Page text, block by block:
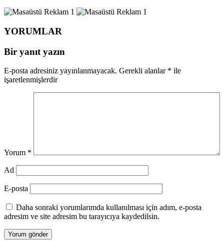
YORUMLAR
Bir yanıt yazın
E-posta adresiniz yayınlanmayacak. Gerekli alanlar * ile
işaretlenmişlerdir
Yorum *
Ad
E-posta
Daha sonraki yorumlarımda kullanılması için adım, e-posta
adresim ve site adresim bu tarayıcıya kaydedilsin.